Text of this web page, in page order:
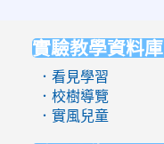
實驗教學資料庫
．看見學習
．校樹導覽
．實風兒童